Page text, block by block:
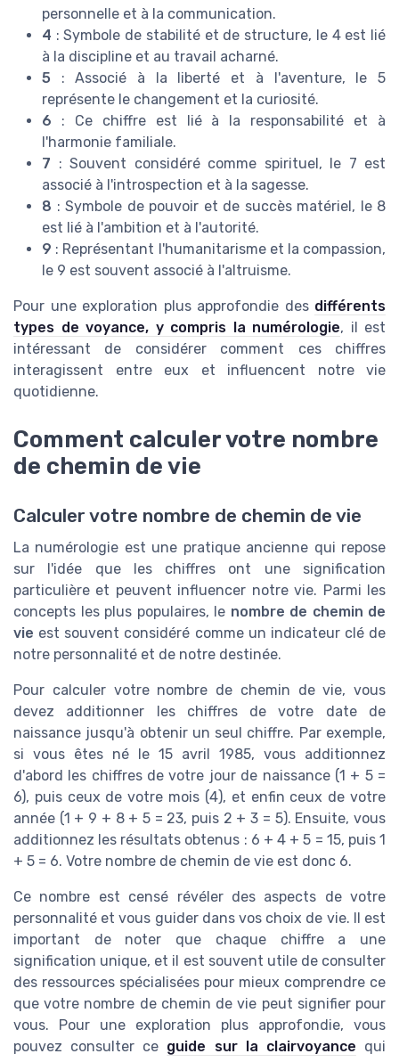
personnelle et à la communication.
4 : Symbole de stabilité et de structure, le 4 est lié
à la discipline et au travail acharné.
5 : Associé à la liberté et à l'aventure, le 5
représente le changement et la curiosité.
6 : Ce chiffre est lié à la responsabilité et à
l'harmonie familiale.
7 : Souvent considéré comme spirituel, le 7 est
associé à l'introspection et à la sagesse.
8 : Symbole de pouvoir et de succès matériel, le 8
est lié à l'ambition et à l'autorité.
9 : Représentant l'humanitarisme et la compassion,
le 9 est souvent associé à l'altruisme.
Pour une exploration plus approfondie des différents
types de voyance, y compris la numérologie, il est
intéressant de considérer comment ces chiffres
interagissent entre eux et influencent notre vie
quotidienne.
Comment calculer votre nombre
de chemin de vie
Calculer votre nombre de chemin de vie
La numérologie est une pratique ancienne qui repose
sur l'idée que les chiffres ont une signification
particulière et peuvent influencer notre vie. Parmi les
concepts les plus populaires, le nombre de chemin de
vie est souvent considéré comme un indicateur clé de
notre personnalité et de notre destinée.
Pour calculer votre nombre de chemin de vie, vous
devez additionner les chiffres de votre date de
naissance jusqu'à obtenir un seul chiffre. Par exemple,
si vous êtes né le 15 avril 1985, vous additionnez
d'abord les chiffres de votre jour de naissance (1 + 5 =
6), puis ceux de votre mois (4), et enfin ceux de votre
année (1 + 9 + 8 + 5 = 23, puis 2 + 3 = 5). Ensuite, vous
additionnez les résultats obtenus : 6 + 4 + 5 = 15, puis 1
+ 5 = 6. Votre nombre de chemin de vie est donc 6.
Ce nombre est censé révéler des aspects de votre
personnalité et vous guider dans vos choix de vie. Il est
important de noter que chaque chiffre a une
signification unique, et il est souvent utile de consulter
des ressources spécialisées pour mieux comprendre ce
que votre nombre de chemin de vie peut signifier pour
vous. Pour une exploration plus approfondie, vous
pouvez consulter ce guide sur la clairvoyance qui